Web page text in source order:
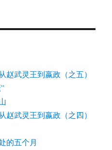
武灵王到嬴政（之五）
武灵王到嬴政（之四）
的五个月